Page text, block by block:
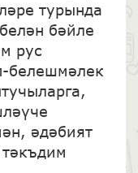
турында
бәйле
рус
белешмәлек
әдәбият